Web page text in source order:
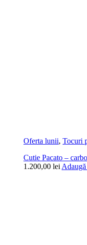
Oferta lunii, Tocuri
Cutie Pacato –
1.200,00 lei